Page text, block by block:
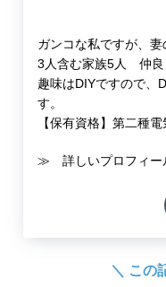
ガンコな私ですが、
3人含む家族5人 仲良
趣味はDIYですので、
す。
【保有資格】第二種
≫ 詳しいプロフィー
＼ この